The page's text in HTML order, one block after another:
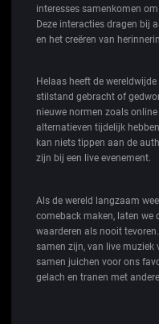
interesses samenkomen
Deze interacties dragen bij
en het creëren van
Helaas heeft de
stilstand gebracht of
nieuwe normen zoals
alternatieven tijdelijk
kan niets tippen aan de
zijn bij een live evenement.
Als de wereld langzaam
comeback maken, laten we
waarderen als nooit
samen zijn, van live muziek
samen juichen voor ons
gelach en tranen met